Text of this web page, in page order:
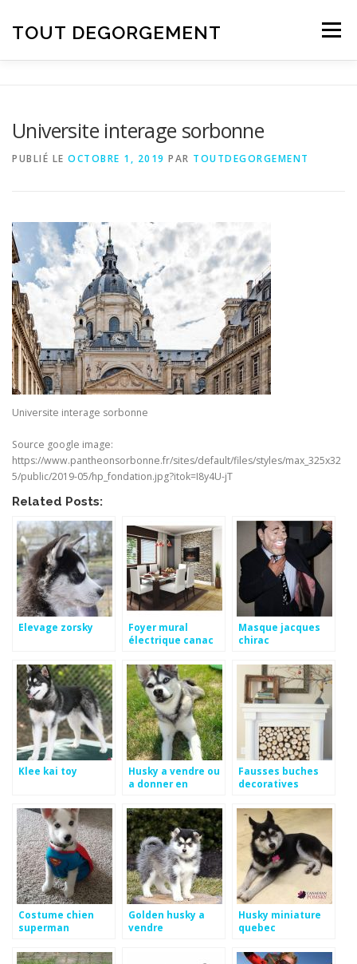
TOUT DEGORGEMENT Menu
Universite interage sorbonne
PUBLIÉ LE OCTOBRE 1, 2019 PAR TOUTDEGORGEMENT
Universite interage sorbonne
Source google image:
https://www.pantheonsorbonne.fr/sites/default/files/styles/max_325x32
5/public/2019-05/hp_fondation.jpg?itok=I8y4U-jT
Related Posts:
Elevage zorsky
Foyer mural
électrique canac
Masque jacques
chirac
Klee kai toy
Husky a vendre ou
a donner en
Fausses buches
decoratives
Costume chien
superman
Golden husky a
vendre
Husky miniature
quebec